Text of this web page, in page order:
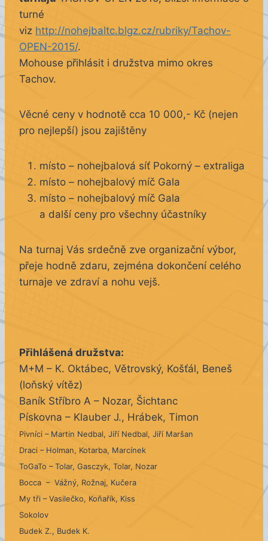
turné
viz http://nohejbaltc.blgz.cz/rubriky/Tachov-
OPEN-2015/.
Mohouse přihlásit i družstva mimo okres
Tachov.
Věcné ceny v hodnotě cca 10 000,- Kč (nejen
pro nejlepší) jsou zajištěny
místo – nohejbalová síť Pokorný – extraliga
místo – nohejbalový míč Gala
místo – nohejbalový míč Gala
a další ceny pro všechny účastníky
Na turnaj Vás srdečně zve organizační výbor,
přeje hodně zdaru, zejména dokončení celého
turnaje ve zdraví a nohu vejš.
Přihlášená družstva:
M+M – K. Oktábec, Větrovský, Košťál, Beneš
(loňský vítěz)
Baník Stříbro A – Nozar, Šichtanc
Pískovna – Klauber J., Hrábek, Timon
Pivníci – Martin Nedbal, Jiří Nedbal, Jiří Maršan
Draci – Holman, Kotarba, Marcínek
ToGaTo – Tolar, Gasczyk, Tolar, Nozar
Bocca – Vážný, Rožnaj, Kučera
My tři – Vasilečko, Koňařík, Kiss
Sokolov
Budek Z., Budek K.